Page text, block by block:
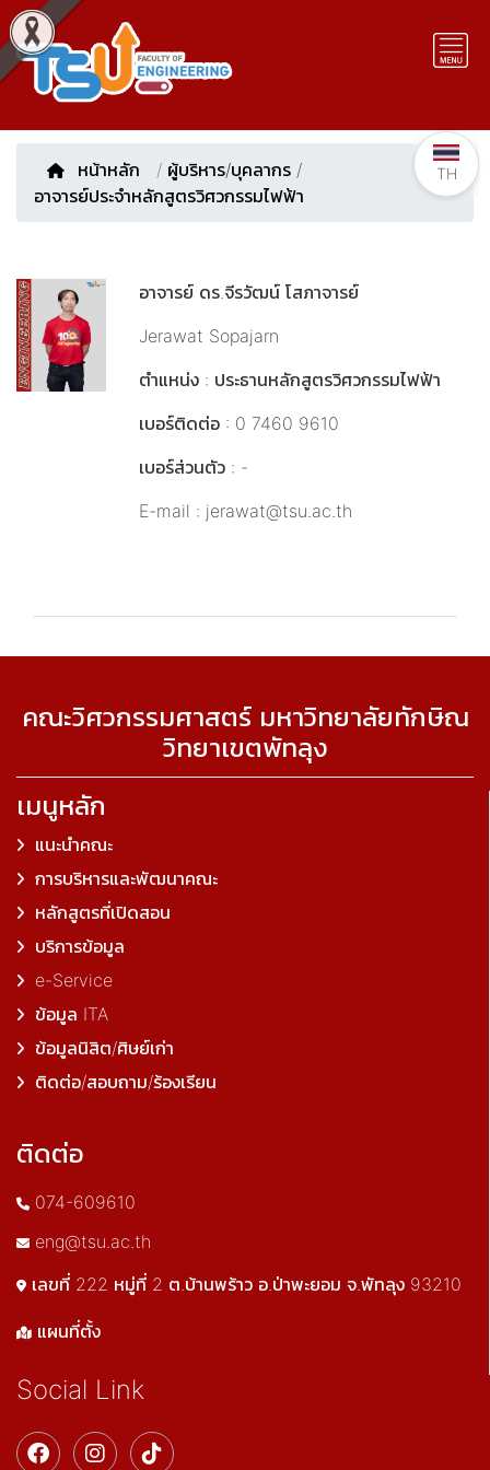
หน้าหลัก / ผู้บริหาร/บุคลากร /
อาจารย์ประจำหลักสูตรวิศวกรรมไฟฟ้า
อาจารย์ ดร.จีรวัฒน์ โสภาจารย์
Jerawat Sopajarn
ตำแหน่ง : ประธานหลักสูตรวิศวกรรมไฟฟ้า
เบอร์ติดต่อ : 0 7460 9610
เบอร์ส่วนตัว : -
E-mail : jerawat@tsu.ac.th
คณะวิศวกรรมศาสตร์ มหาวิทยาลัยทักษิณ
วิทยาเขตพัทลุง
เมนูหลัก
แนะนำคณะ
การบริหารและพัฒนาคณะ
หลักสูตรที่เปิดสอน
บริการข้อมูล
e-Service
ข้อมูล ITA
ข้อมูลนิสิต/ศิษย์เก่า
ติดต่อ/สอบถาม/ร้องเรียน
ติดต่อ
074-609610
eng@tsu.ac.th
เลขที่ 222 หมู่ที่ 2 ต.บ้านพร้าว อ.ป่าพะยอม จ.พัทลุง 93210
แผนที่ตั้ง
Social Link
TH